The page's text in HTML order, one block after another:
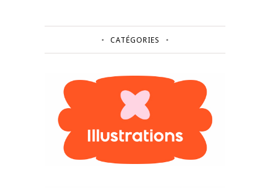
CATÉGORIES